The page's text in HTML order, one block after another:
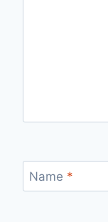
Name *